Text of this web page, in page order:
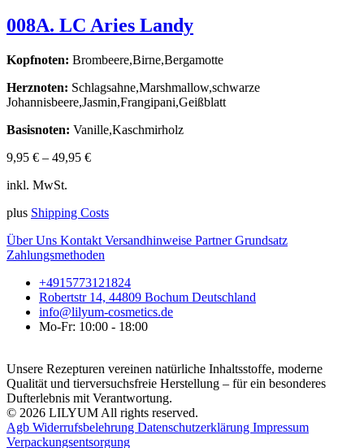
008A. LC Aries Landy
Kopfnoten: Brombeere,Birne,Bergamotte
Herznoten: Schlagsahne,Marshmallow,schwarze
Johannisbeere,Jasmin,Frangipani,Geißblatt
Basisnoten: Vanille,Kaschmirholz
9,95 € – 49,95 €
inkl. MwSt.
plus Shipping Costs
Über Uns Kontakt Versandhinweise PartnerGrundsatz
Zahlungsmethoden
+4915773121824
Robertstr 14, 44809 Bochum Deutschland
info@lilyum-cosmetics.de
Mo-Fr: 10:00 - 18:00
Unsere Rezepturen vereinen natürliche Inhaltsstoffe, moderne
Qualität und tierversuchsfreie Herstellung – für ein besonderes
Dufterlebnis mit Verantwortung.
© 2026 LILYUM All rights reserved.
Agb Widerrufsbelehrung Datenschutzerklärung Impressum
Verpackungsentsorgung